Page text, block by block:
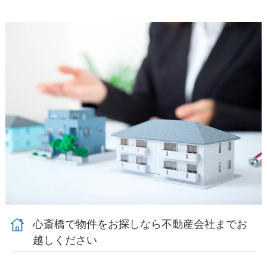
心斎橋で物件をお探しなら不動産会社までお
越しください